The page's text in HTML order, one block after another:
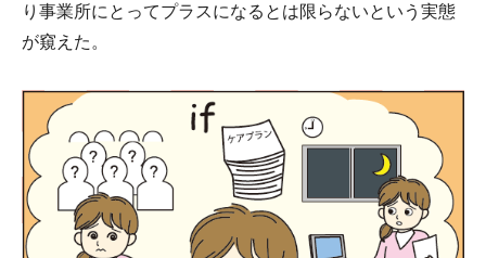
り事業所にとってプラスになるとは限らないという実態
が窺えた。